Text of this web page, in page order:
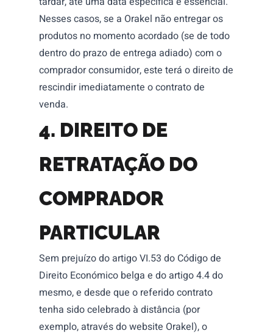
Nesses casos, se a Orakel não entregar os
produtos no momento acordado (se de todo
dentro do prazo de entrega adiado) com o
comprador consumidor, este terá o direito de
rescindir imediatamente o contrato de
venda.
4. DIREITO DE
RETRATAÇÃO DO
COMPRADOR
PARTICULAR
Sem prejuízo do artigo VI.53 do Código de
Direito Económico belga e do artigo 4.4 do
mesmo, e desde que o referido contrato
tenha sido celebrado à distância (por
exemplo, através do website Orakel), o